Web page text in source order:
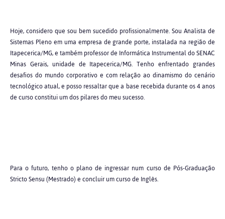
Hoje, considero que sou bem sucedido profissionalmente. Sou Analista de
Sistemas Pleno em uma empresa de grande porte, instalada na região de
Itapecerica/MG, e também professor de Informática Instrumental do SENAC
Minas Gerais, unidade de Itapecerica/MG. Tenho enfrentado grandes
desafios do mundo corporativo e com relação ao dinamismo do cenário
tecnológico atual, e posso ressaltar que a base recebida durante os 4 anos
de curso constitui um dos pilares do meu sucesso.
Para o futuro, tenho o plano de ingressar num curso de Pós-Graduação
Stricto Sensu (Mestrado) e concluir um curso de Inglês.